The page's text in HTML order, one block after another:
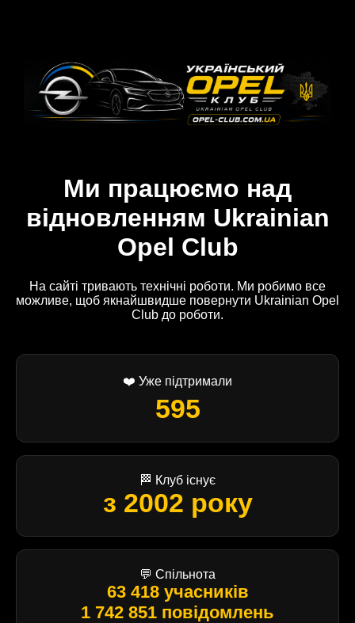
Ми працюємо над
відновленням Ukrainian
Opel Club
На сайті тривають технічні роботи. Ми робимо все
можливе, щоб якнайшвидше повернути Ukrainian Opel
Club до роботи.
❤️ Уже підтримали
595
🏁 Клуб існує
з 2002 року
💬 Спільнота
63 418 учасників
1 742 851 повідомлень